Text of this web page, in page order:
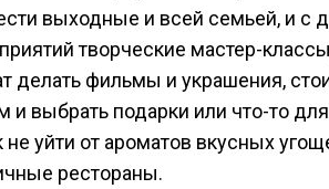
выходные и всей семьей, и с
творческие мастер-
делать фильмы и украшения,
и выбрать подарки или что-то
не уйти от ароматов вкусных
рестораны.